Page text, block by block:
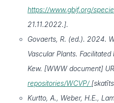
https://www.gbif.org/
21.11.2022.].
Govaerts, R. (ed.). 2024.
Vascular Plants.
Kew. [WWW document]
repositories/WCVP/
Kurtto, A., Weber, H.E.,